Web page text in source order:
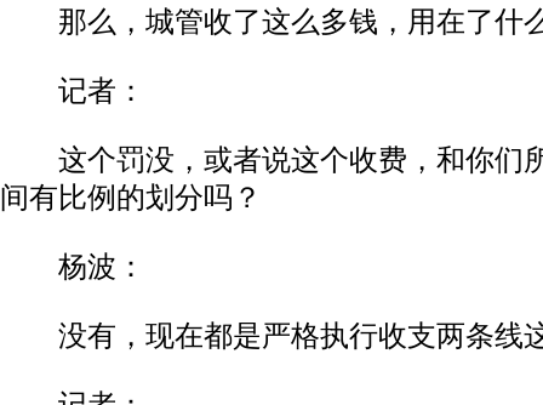
那么，城管收了这么多钱，用在了什
记者：
这个罚没，或者说这个收费，和你们
间有比例的划分吗？
杨波：
没有，现在都是严格执行收支两条线